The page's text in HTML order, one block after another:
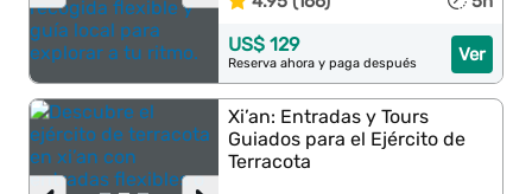
Ver
US$ 129
Reserva ahora y paga después
Xi’an: Entradas y Tours
Guiados para el Ejército de
Terracota